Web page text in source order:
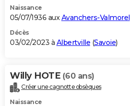
Naissance
05/07/1936 auxAvanchers-Valmorel
Décès
03/02/2023 à Albertville (Savoie)
Willy HOTE (60 ans)
Créer une cagnotte obsèques
Naissance